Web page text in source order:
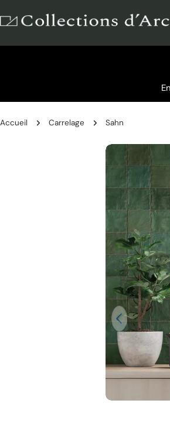
au
Accueil Carrelage Sahn
Passer
aux
informations
le
produit
Ouvrir le